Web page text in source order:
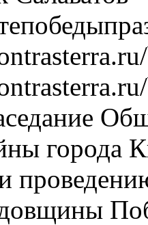
победы
города